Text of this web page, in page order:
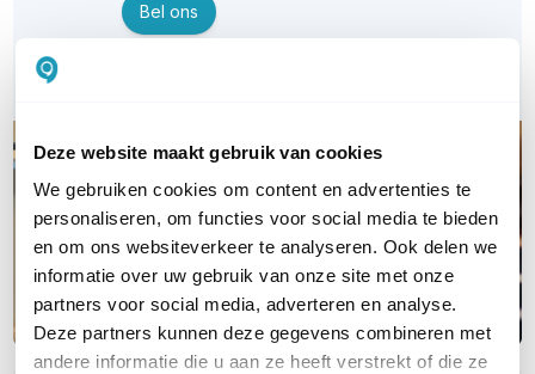
Deze website maakt gebruik van cookies
We gebruiken cookies om content en advertenties te
personaliseren, om functies voor social media te bieden
en om ons websiteverkeer te analyseren. Ook delen we
informatie over uw gebruik van onze site met onze
partners voor social media, adverteren en analyse.
Deze partners kunnen deze gegevens combineren met
andere informatie die u aan ze heeft verstrekt of die ze
Bel ons